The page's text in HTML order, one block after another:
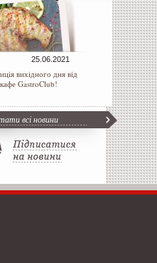
25.06.2021
вихідного дня від
GastroClub!
всі новини